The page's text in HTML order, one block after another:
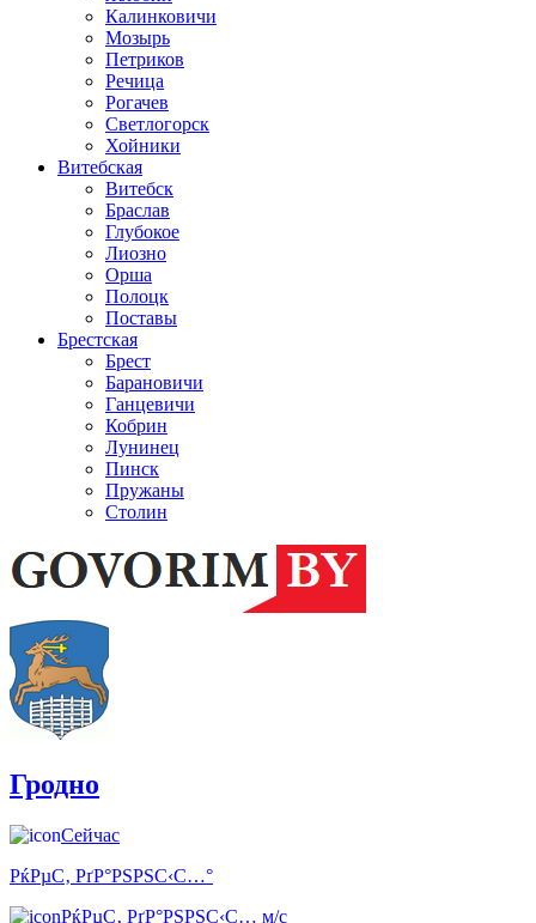
Калинковичи
Мозырь
Петриков
Речица
Рогачев
Светлогорск
Хойники
Витебская
Витебск
Браслав
Глубокое
Лиозно
Орша
Полоцк
Поставы
Брестская
Брест
Барановичи
Ганцевичи
Кобрин
Лунинец
Пинск
Пружаны
Столин
Гродно
Сейчас
РќРµС‚ РґР°РЅРЅС‹С…°
РќРµС‚ РґР°РЅРЅС‹С… м/с